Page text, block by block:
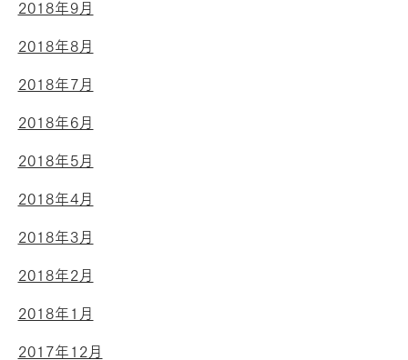
2018年9月
2018年8月
2018年7月
2018年6月
2018年5月
2018年4月
2018年3月
2018年2月
2018年1月
2017年12月